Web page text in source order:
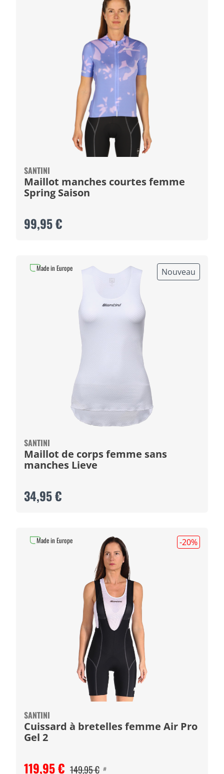
SANTINI
Maillot manches courtes femme
Spring Saison
99,95 €
Nouveau
SANTINI
Maillot de corps femme sans
manches Lieve
34,95 €
Made in Europe
-20%
SANTINI
Cuissard à bretelles femme Air Pro
Gel 2
119,95 € 149,95 € #
Made in Europe